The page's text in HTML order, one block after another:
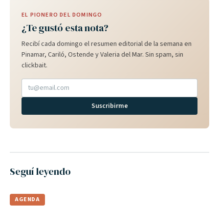
EL PIONERO DEL DOMINGO
¿Te gustó esta nota?
Recibí cada domingo el resumen editorial de la semana en
Pinamar, Cariló, Ostende y Valeria del Mar. Sin spam, sin
clickbait.
Suscribirme
Seguí leyendo
AGENDA